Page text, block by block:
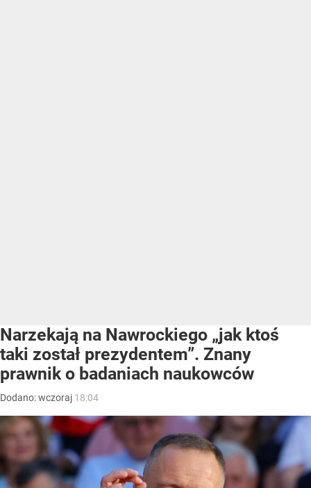
Narzekają na Nawrockiego „jak ktoś
taki został prezydentem”. Znany
prawnik o badaniach naukowców
Dodano:wczoraj 18:04